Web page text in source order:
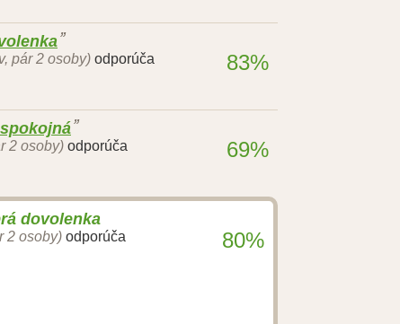
pár 2 osoby) odporúča 83%
2 osoby) odporúča 69%
dovolenka
2 osoby) odporúča 80%